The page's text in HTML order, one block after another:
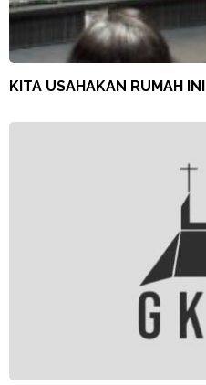
KITA USAHAKAN RUMAH INI